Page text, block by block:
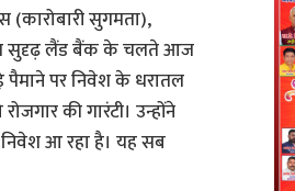
सुगमता),
सुदृढ़ लैंड बैंक के चलते आज
पैमाने पर निवेश के धरातल
की गारंटी। उन्होंने
निवेश आ रहा है। यह सब